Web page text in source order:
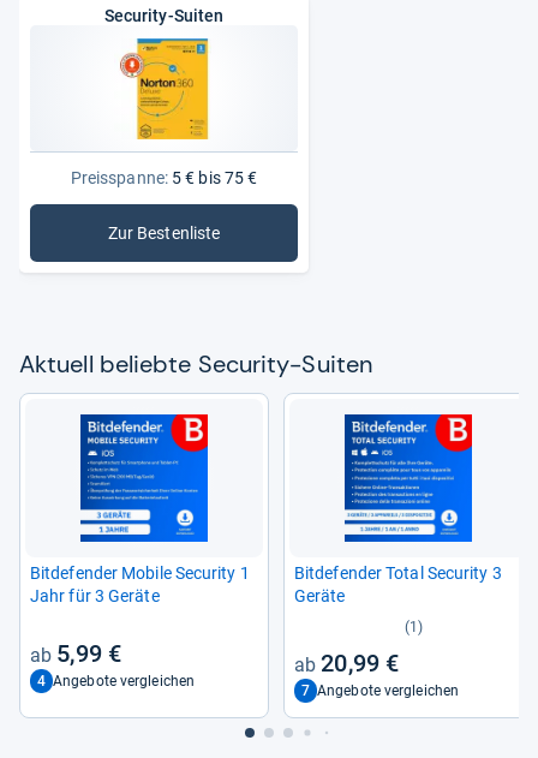
Security-Suiten
Preisspanne:5 € bis 75 €
Zur Bestenliste: Security-Suiten
Aktu­ell beliebte Secu­rity-​Sui­ten
Bit­de­fen­der Mobile Secu­rity 1
Jahr für 3 Geräte
5,99 €
4 Angebote vergleichen
Bit­de­fen­der Total Secu­rity 3
Geräte
(1)
20,99 €
7 Angebote vergleichen